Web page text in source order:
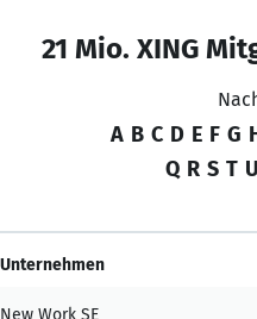
21 Mio. XING
A B C D E F G
Q R S T U
Unternehmen
New Work SE